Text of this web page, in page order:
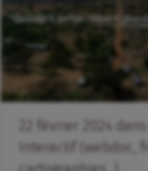
février 2024 dans
Interactif (webdoc,